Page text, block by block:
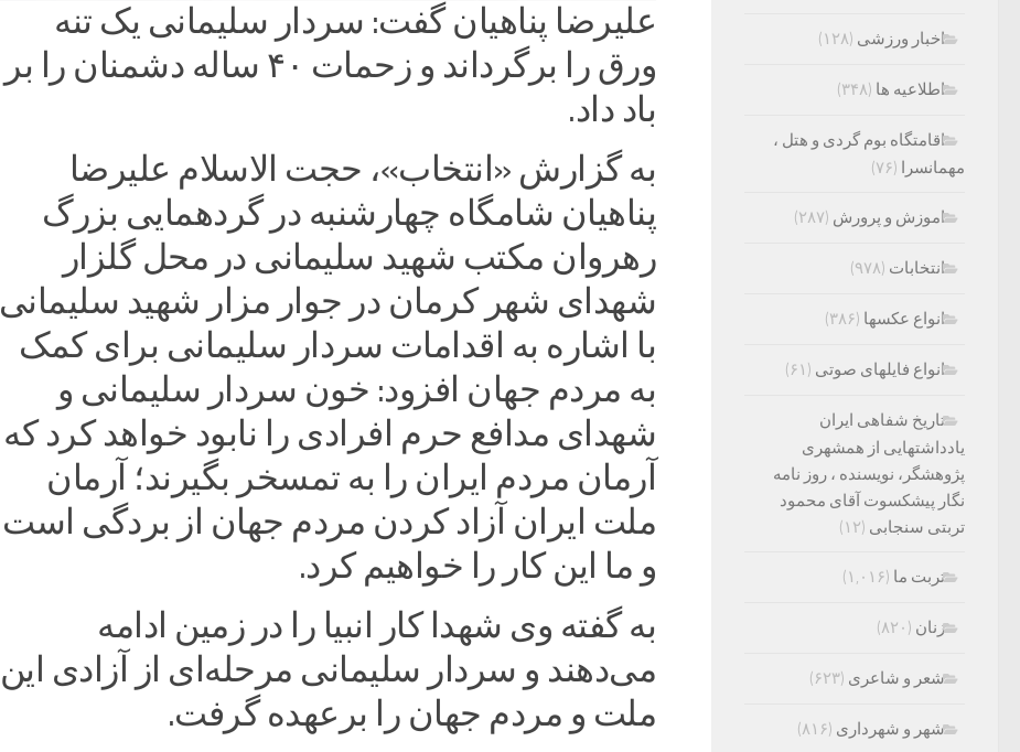
علیرضا پناهیان گفت: سردار سلیمانی یک تنه
ورق را برگرداند و زحمات ۴۰ ساله دشمنان را بر
باد داد.
به گزارش «انتخاب»، حجت الاسلام علیرضا
پناهیان شامگاه چهارشنبه در گردهمایی بزرگ
رهروان مکتب شهید سلیمانی در محل گلزار
شهدای شهر کرمان در جوار مزار شهید سلیمانی
با اشاره به اقدامات سردار سلیمانی برای کمک
به مردم جهان افزود: خون سردار سلیمانی و
شهدای مدافع حرم افرادی را نابود خواهد کرد که
آرمان مردم ایران را به تمسخر بگیرند؛ آرمان
ملت ایران آزاد کردن مردم جهان از بردگی است
و ما این کار را خواهیم کرد.
به گفته وی شهدا کار انبیا را در زمین ادامه
می‌دهند و سردار سلیمانی مرحله‌ای از آزادی این
ملت و مردم جهان را برعهده گرفت.
اخبار ورزشی (۱۲۸)
اطلاعیه ها (۳۴۸)
اقامتگاه بوم گردی و هتل ،
مهمانسرا (۷۶)
اموزش و پرورش (۲۸۷)
انتخابات (۹۷۸)
انواع عکسها (۳۸۶)
انواع فایلهای صوتی (۶۱)
تاریخ شفاهی ایران
یادداشتهایی از همشهری
پژوهشگر، نویسنده ، روز نامه
نگار پیشکسوت آقای محمود
تربتی سنجابی (۱۲)
تربت ما (۱,۰۱۶)
زنان (۸۲۰)
شعر و شاعری (۶۲۳)
شهر و شهرداری (۸۱۶)